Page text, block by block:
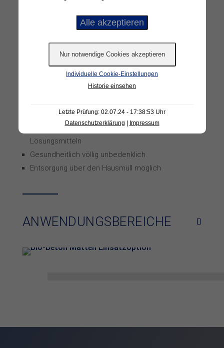
Pflegeleicht durch lackierte Oberfläche
Höhere Rutschhemmung für Böden möglich
B1 Brandschutz zertifiziert
Komplett nachhaltiges Produkt
Zertifiert mit dem blauen Engel
Oberfläche aus mineralischen Stoffen
Rohstoffen
Frei von PVC, Chlor, Weichmachern und
Lösungsmitteln
Gesundheitlich völlig unbedenklich
Entsorgung über den Hausmüll möglich
ANWENDUNGS­BEREICHE
Individuelle Cookie-Einstellungen
Historie einsehen
Letzte Prüfung: 02.07.24 - 17:38:53 Uhr
Datenschutzerklärung | Impressum